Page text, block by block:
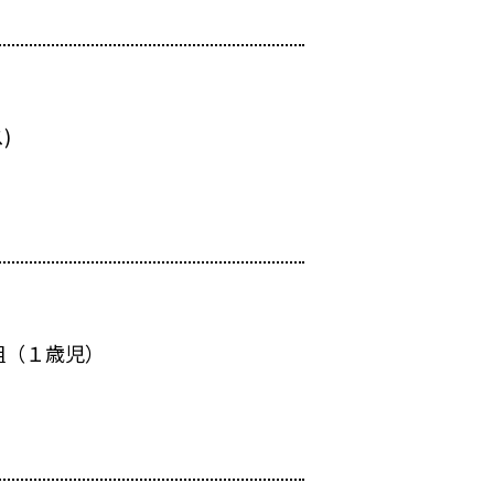
１歳児）